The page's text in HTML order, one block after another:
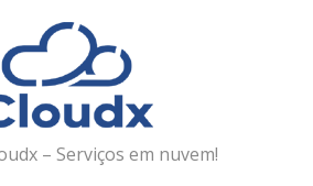
– Serviços em nuvem!